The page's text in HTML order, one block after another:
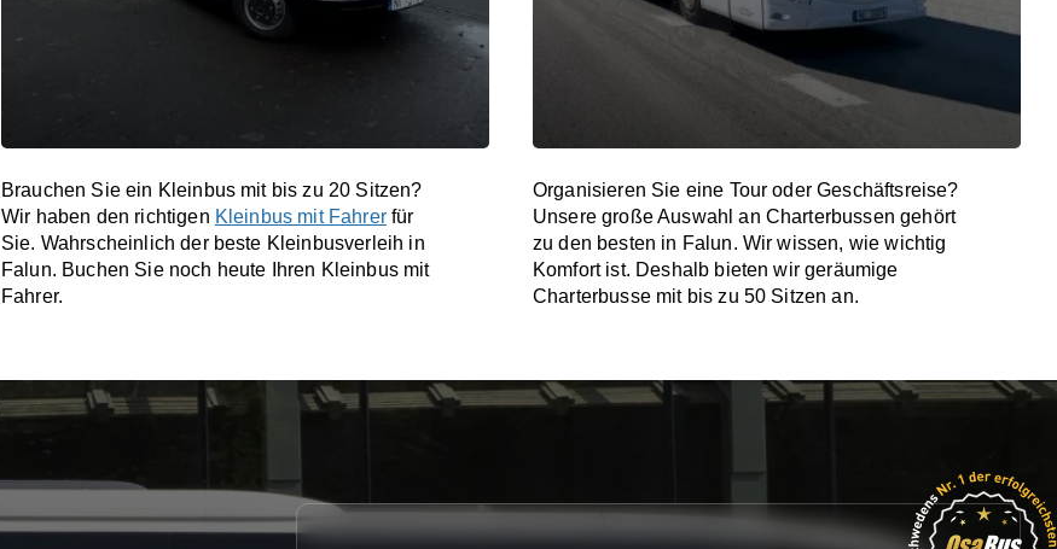
Brauchen Sie ein Kleinbus mit bis zu 20 Sitzen?
Wir haben den richtigen Kleinbus mit Fahrerfür
Sie. Wahrscheinlich der beste Kleinbusverleih in
Falun. Buchen Sie noch heute Ihren Kleinbus mit
Fahrer.
Organisieren Sie eine Tour oder Geschäftsreise?
Unsere große Auswahl an Charterbussen gehört
zu den besten in Falun. Wir wissen, wie wichtig
Komfort ist. Deshalb bieten wir geräumige
Charterbusse mit bis zu 50 Sitzen an.